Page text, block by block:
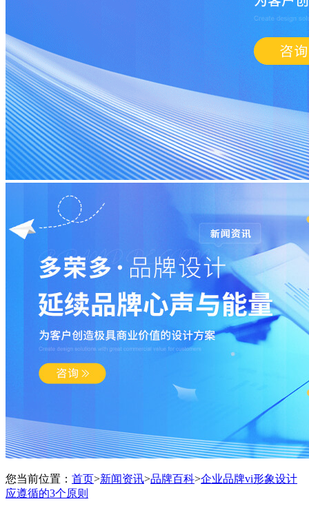
您当前位置： 首页>新闻资讯>品牌百科>企业品牌vi形象设计
应遵循的3个原则